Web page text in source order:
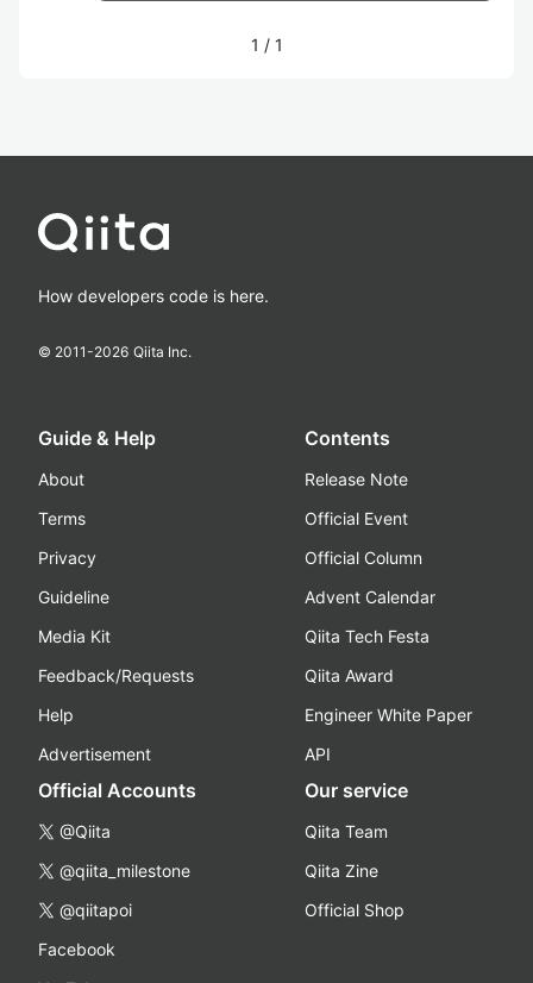
1 / 1
How developers code is here.
© 2011-2026 Qiita Inc.
Guide & Help
About
Terms
Privacy
Guideline
Media Kit
Feedback/Requests
Help
Advertisement
Contents
Release Note
Official Event
Official Column
Advent Calendar
Qiita Tech Festa
Qiita Award
Engineer White Paper
API
Official Accounts
@Qiita
@qiita_milestone
@qiitapoi
Facebook
Our service
Qiita Team
Qiita Zine
Official Shop